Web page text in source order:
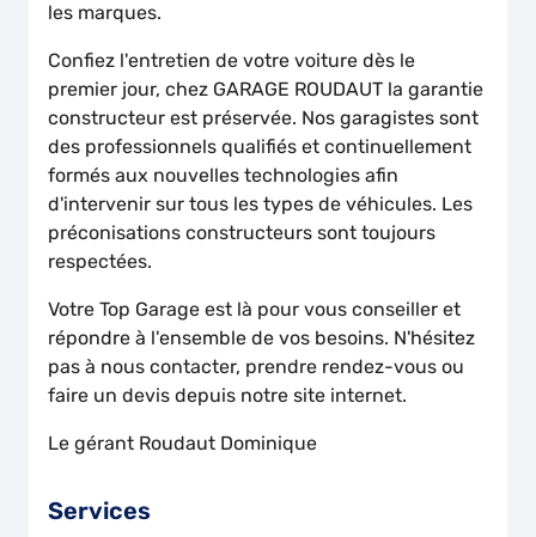
les marques.
Confiez l'entretien de votre voiture dès le
premier jour, chez GARAGE ROUDAUT la garantie
constructeur est préservée. Nos garagistes sont
des professionnels qualifiés et continuellement
formés aux nouvelles technologies afin
d'intervenir sur tous les types de véhicules. Les
préconisations constructeurs sont toujours
respectées.
Votre Top Garage est là pour vous conseiller et
répondre à l'ensemble de vos besoins. N'hésitez
pas à nous contacter, prendre rendez-vous ou
faire un devis depuis notre site internet.
Le gérant Roudaut Dominique
Services